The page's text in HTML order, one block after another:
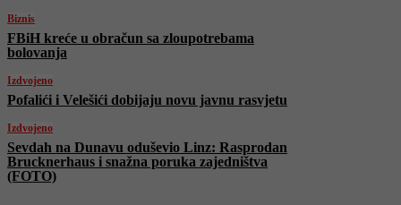
Biznis
FBiH kreće u obračun sa zloupotrebama
bolovanja
Izdvojeno
Pofalići i Velešići dobijaju novu javnu rasvjetu
Izdvojeno
Sevdah na Dunavu oduševio Linz: Rasprodan
Brucknerhaus i snažna poruka zajedništva
(FOTO)